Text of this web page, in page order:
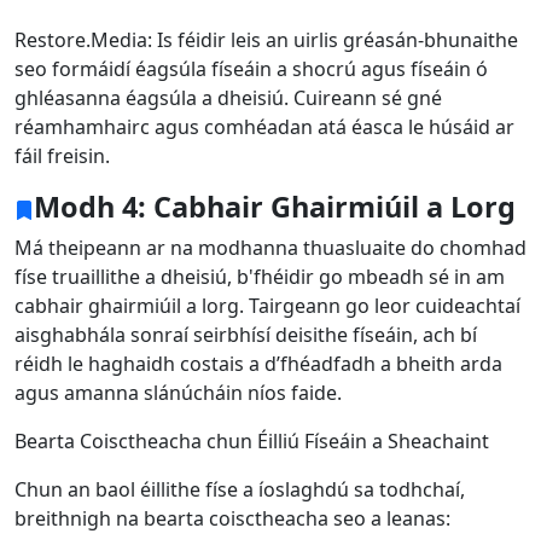
Restore.Media: Is féidir leis an uirlis gréasán-bhunaithe
seo formáidí éagsúla físeáin a shocrú agus físeáin ó
ghléasanna éagsúla a dheisiú. Cuireann sé gné
réamhamhairc agus comhéadan atá éasca le húsáid ar
fáil freisin.
Modh 4: Cabhair Ghairmiúil a Lorg
Má theipeann ar na modhanna thuasluaite do chomhad
físe truaillithe a dheisiú, b'fhéidir go mbeadh sé in am
cabhair ghairmiúil a lorg. Tairgeann go leor cuideachtaí
aisghabhála sonraí seirbhísí deisithe físeáin, ach bí
réidh le haghaidh costais a d’fhéadfadh a bheith arda
agus amanna slánúcháin níos faide.
Bearta Coisctheacha chun Éilliú Físeáin a Sheachaint
Chun an baol éillithe físe a íoslaghdú sa todhchaí,
breithnigh na bearta coisctheacha seo a leanas: